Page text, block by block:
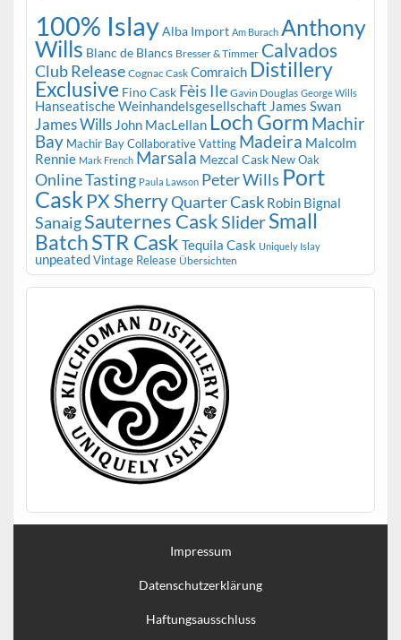
100% IslayAlba Import Am Burach Anthony
Wills Blanc de Blancs Bresser & Timmer Calvados
Club Release Cognac Cask Comraich Distillery
Exclusive Fino Cask Fèis Ile Gavin Douglas George Wills
Hanseatische Weinhandelsgesellschaft James Swan
James Wills John MacLellan Loch Gorm Machir
Bay Machir Bay Collaborative Vatting Madeira Malcolm
Rennie Mark French Marsala Mezcal Cask New Oak
Online Tasting Paula Lawson Peter Wills Port
Cask PX SherryQuarter Cask Robin Bignal
SanaigSauternes Cask SliderSmall
BatchSTR Cask Tequila Cask Uniquely Islay
unpeatedVintage Release Übersichten
Impressum
Datenschutzerklärung
Haftungsausschluss